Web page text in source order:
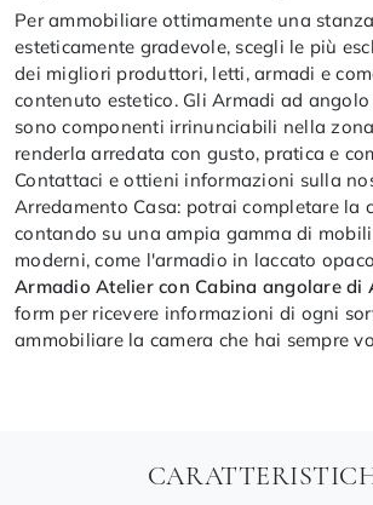
Per ammobiliare ottimamente una
esteticamente gradevole, scegli le più
dei migliori produttori, letti, armadi e
contenuto estetico. Gli Armadi ad
sono componenti irrinunciabili nella
renderla arredata con gusto, pratica e
Contattaci e ottieni informazioni sulla
Arredamento Casa: potrai completare la
contando su una ampia gamma di
moderni, come l'armadio in laccato
Armadio Atelier con Cabina angolare di
form per ricevere informazioni di ogni
ammobiliare la camera che hai sempre